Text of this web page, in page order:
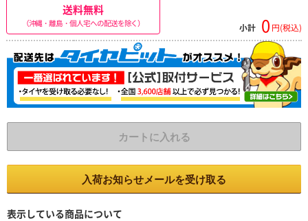
送料無料
（沖縄・離島・個人宅への配送を除く） 小計 0 円(税込)
カートに入れる
入荷お知らせメールを受け取る
表示している商品について